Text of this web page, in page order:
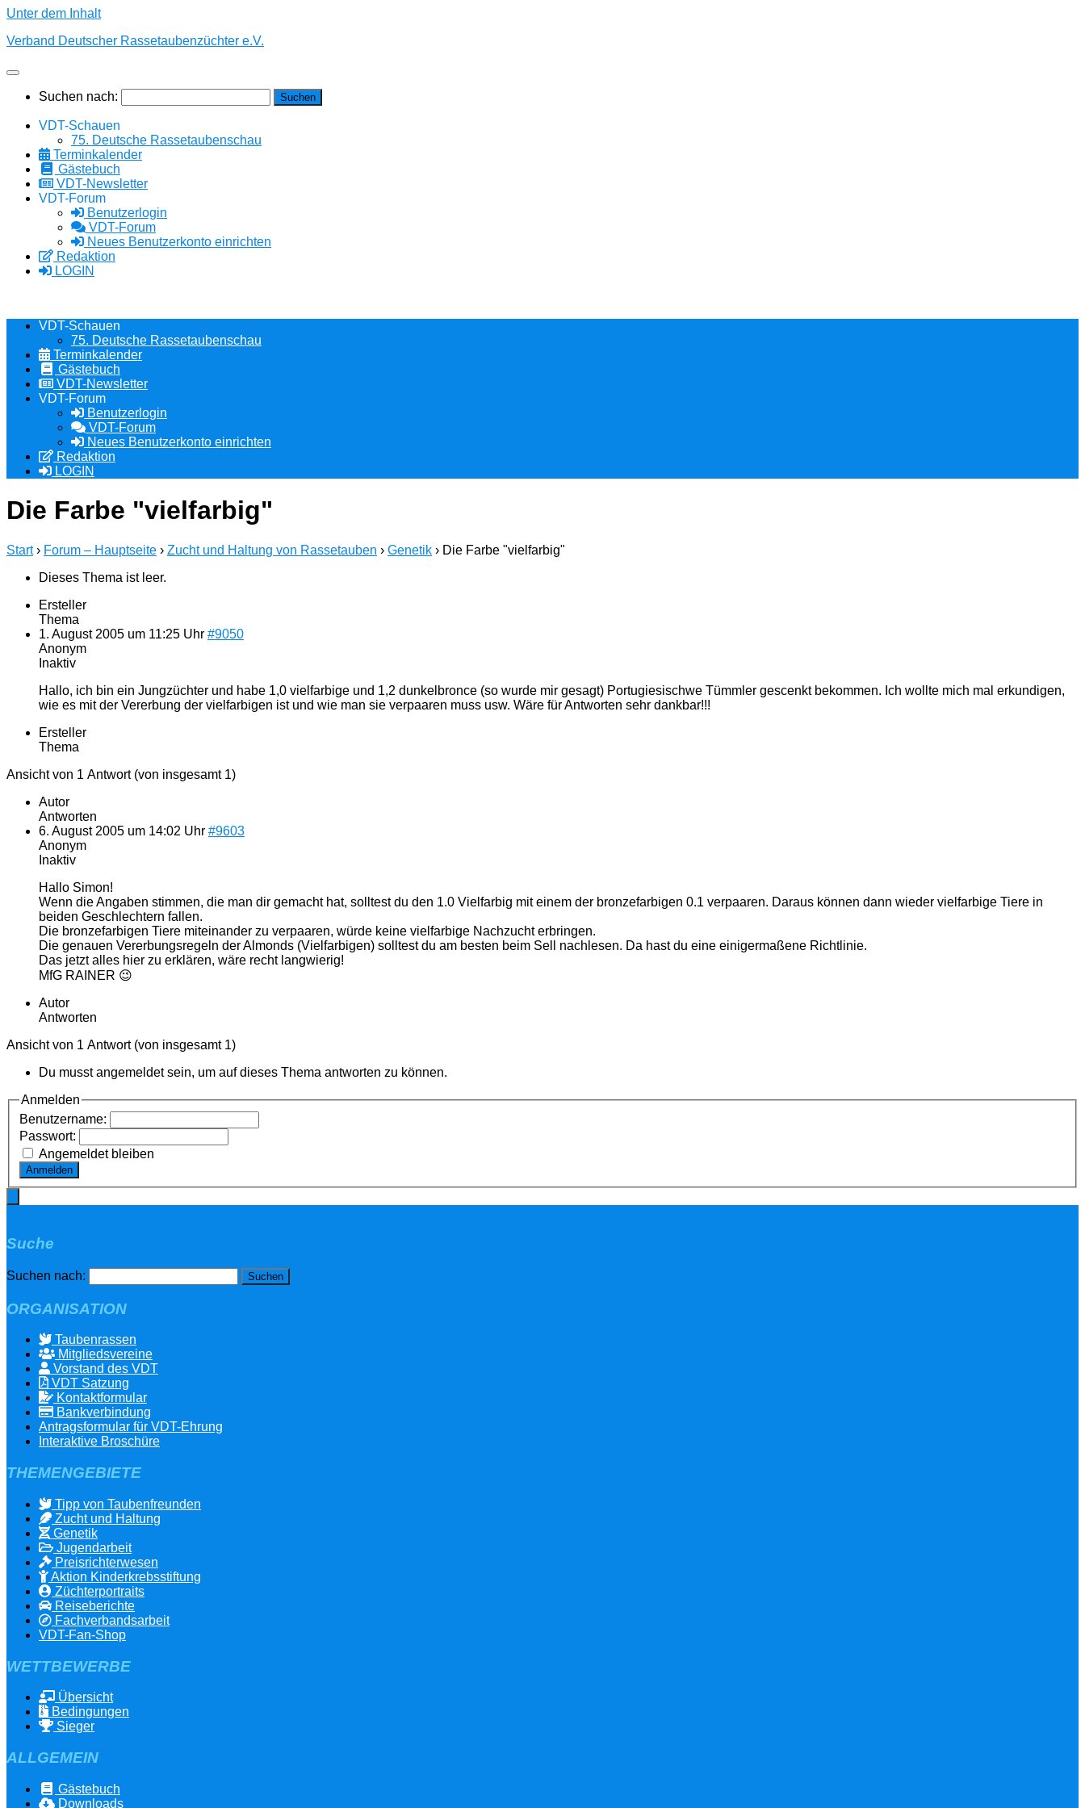
Unter dem Inhalt
Verband Deutscher Rassetaubenzüchter e.V.
Suchen nach:
VDT-Schauen
75. Deutsche Rassetaubenschau
Terminkalender
Gästebuch
VDT-Newsletter
VDT-Forum
Benutzerlogin
VDT-Forum
Neues Benutzerkonto einrichten
Redaktion
LOGIN
VDT-Schauen
75. Deutsche Rassetaubenschau
Terminkalender
Gästebuch
VDT-Newsletter
VDT-Forum
Benutzerlogin
VDT-Forum
Neues Benutzerkonto einrichten
Redaktion
LOGIN
Die Farbe "vielfarbig"
Start › Forum – Hauptseite › Zucht und Haltung von Rassetauben › Genetik › Die Farbe "vielfarbig"
Dieses Thema ist leer.
Ersteller
Thema
1. August 2005 um 11:25 Uhr #9050
Anonym
Inaktiv
Hallo, ich bin ein Jungzüchter und habe 1,0 vielfarbige und 1,2 dunkelbronce (so wurde mir gesagt) Portugiesischwe Tümmler gescenkt bekommen. Ich wollte mich mal erkundigen,
wie es mit der Vererbung der vielfarbigen ist und wie man sie verpaaren muss usw. Wäre für Antworten sehr dankbar!!!
Ersteller
Thema
Ansicht von 1 Antwort (von insgesamt 1)
Autor
Antworten
6. August 2005 um 14:02 Uhr #9603
Anonym
Inaktiv
Hallo Simon!
Wenn die Angaben stimmen, die man dir gemacht hat, solltest du den 1.0 Vielfarbig mit einem der bronzefarbigen 0.1 verpaaren. Daraus können dann wieder vielfarbige Tiere in
beiden Geschlechtern fallen.
Die bronzefarbigen Tiere miteinander zu verpaaren, würde keine vielfarbige Nachzucht erbringen.
Die genauen Vererbungsregeln der Almonds (Vielfarbigen) solltest du am besten beim Sell nachlesen. Da hast du eine einigermaßene Richtlinie.
Das jetzt alles hier zu erklären, wäre recht langwierig!
MfG RAINER 😉
Autor
Antworten
Ansicht von 1 Antwort (von insgesamt 1)
Du musst angemeldet sein, um auf dieses Thema antworten zu können.
Anmelden
Benutzername:
Passwort:
Angemeldet bleiben
Anmelden
Suche
Suchen nach:
ORGANISATION
Taubenrassen
Mitgliedsvereine
Vorstand des VDT
VDT Satzung
Kontaktformular
Bankverbindung
Antragsformular für VDT-Ehrung
Interaktive Broschüre
THEMENGEBIETE
Tipp von Taubenfreunden
Zucht und Haltung
Genetik
Jugendarbeit
Preisrichterwesen
Aktion Kinderkrebsstiftung
Züchterportraits
Reiseberichte
Fachverbandsarbeit
VDT-Fan-Shop
WETTBEWERBE
Übersicht
Bedingungen
Sieger
ALLGEMEIN
Gästebuch
Downloads